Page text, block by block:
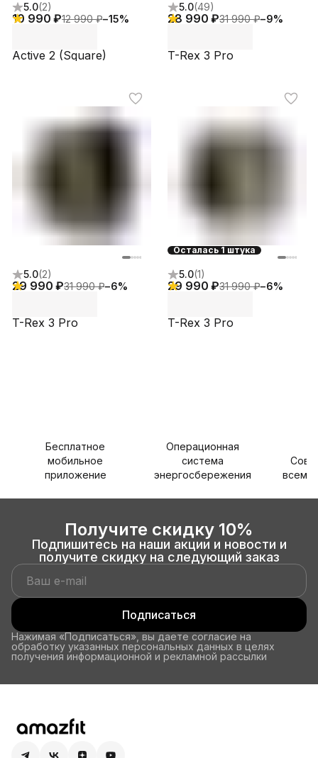
5.0(2)
10 990 ₽12 990 ₽−15%
Active 2 (Square)
5.0(49)
28 990 ₽31 990 ₽−9%
T-Rex 3 Pro
5.0(2)
29 990 ₽31 990 ₽−6%
T-Rex 3 Pro
Осталась 1 штука
5.0(1)
29 990 ₽31 990 ₽−6%
T-Rex 3 Pro
Бесплатное
мобильное
приложение
Операционная
система
энергосбережения
всеми
Получите скидку 10%
Подпишитесь на наши акции и новости и
получите скидку на следующий заказ
Подписаться
Нажимая «Подписаться», вы даете согласие на
обработку указанных персональных данных в целях
получения информационной и рекламной рассылки